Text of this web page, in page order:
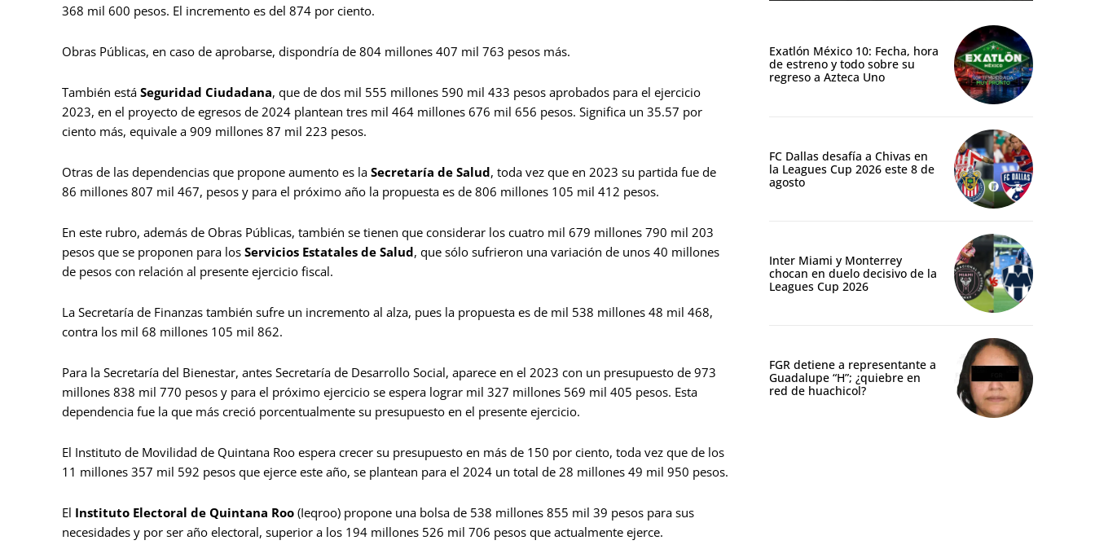
368 mil 600 pesos. El incremento es del 874 por ciento.
Obras Públicas, en caso de aprobarse, dispondría de 804 millones 407 mil 763 pesos más.
También está Seguridad Ciudadana, que de dos mil 555 millones 590 mil 433 pesos aprobados para el ejercicio
2023, en el proyecto de egresos de 2024 plantean tres mil 464 millones 676 mil 656 pesos. Significa un 35.57 por
ciento más, equivale a 909 millones 87 mil 223 pesos.
Otras de las dependencias que propone aumento es la Secretaría de Salud, toda vez que en 2023 su partida fue de
86 millones 807 mil 467, pesos y para el próximo año la propuesta es de 806 millones 105 mil 412 pesos.
En este rubro, además de Obras Públicas, también se tienen que considerar los cuatro mil 679 millones 790 mil 203
pesos que se proponen para los Servicios Estatales de Salud, que sólo sufrieron una variación de unos 40 millones
de pesos con relación al presente ejercicio fiscal.
La Secretaría de Finanzas también sufre un incremento al alza, pues la propuesta es de mil 538 millones 48 mil 468,
contra los mil 68 millones 105 mil 862.
Para la Secretaría del Bienestar, antes Secretaría de Desarrollo Social, aparece en el 2023 con un presupuesto de 973
millones 838 mil 770 pesos y para el próximo ejercicio se espera lograr mil 327 millones 569 mil 405 pesos. Esta
dependencia fue la que más creció porcentualmente su presupuesto en el presente ejercicio.
El Instituto de Movilidad de Quintana Roo espera crecer su presupuesto en más de 150 por ciento, toda vez que de los
11 millones 357 mil 592 pesos que ejerce este año, se plantean para el 2024 un total de 28 millones 49 mil 950 pesos.
El Instituto Electoral de Quintana Roo (Ieqroo) propone una bolsa de 538 millones 855 mil 39 pesos para sus
necesidades y por ser año electoral, superior a los 194 millones 526 mil 706 pesos que actualmente ejerce.
Exatlón México 10: Fecha, hora
de estreno y todo sobre su
regreso a Azteca Uno
FC Dallas desafía a Chivas en
la Leagues Cup 2026 este 8 de
agosto
Inter Miami y Monterrey
chocan en duelo decisivo de la
Leagues Cup 2026
FGR detiene a representante a
Guadalupe “H”; ¿quiebre en
red de huachicol?